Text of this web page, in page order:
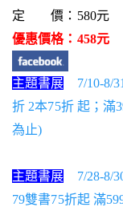
定 價：580元
優惠價格：458元
主題書展
7/10-8/
折 2本75折 起；滿
為止)
主題書展
7/28-8/
79雙書75折起 滿